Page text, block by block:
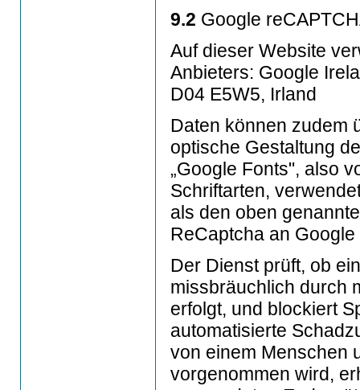
9.2 Google
Auf dieser Website
Anbieters: Google
D04 E5W5, Irland
Daten können zudem
optische Gestaltung
„Google Fonts", also
Schriftarten,
als den oben
ReCaptcha an
Der Dienst prüft, ob
missbräuchlich durch
erfolgt, und blockiert
automatisierte
von einem Menschen
vorgenommen wird,